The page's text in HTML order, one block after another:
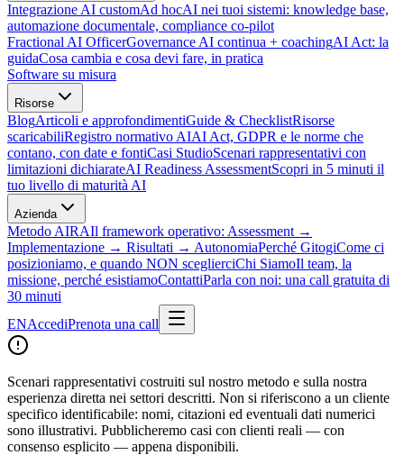
Integrazione AI customAd hocAI nei tuoi sistemi: knowledge base,
automazione documentale, compliance co-pilot
Fractional AI OfficerGovernance AI continua + coachingAI Act: la
guidaCosa cambia e cosa devi fare, in pratica
Software su misura
Risorse
BlogArticoli e approfondimentiGuide & ChecklistRisorse
scaricabiliRegistro normativo AIAI Act, GDPR e le norme che
contano, con date e fontiCasi StudioScenari rappresentativi con
limitazioni dichiarateAI Readiness AssessmentScopri in 5 minuti il
tuo livello di maturità AI
Azienda
Metodo AIRAIl framework operativo: Assessment →
Implementazione → Risultati → AutonomiaPerché GitogiCome ci
posizioniamo, e quando NON sceglierciChi SiamoIl team, la
missione, perché esistiamoContattiParla con noi: una call gratuita di
30 minuti
ENAccediPrenota una call
Scenari rappresentativi costruiti sul nostro metodo e sulla nostra
esperienza diretta nei settori descritti. Non si riferiscono a un cliente
specifico identificabile: nomi, citazioni ed eventuali dati numerici
sono illustrativi. Pubblicheremo casi con clienti reali — con
consenso esplicito — appena disponibili.